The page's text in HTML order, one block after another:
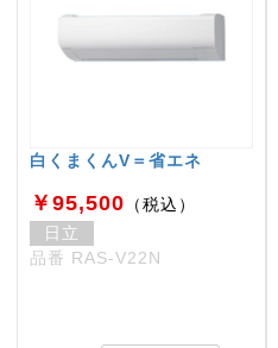
白くまくんV＝省エネ
￥95,500 （税込）
日立
品番 RAS-V22N